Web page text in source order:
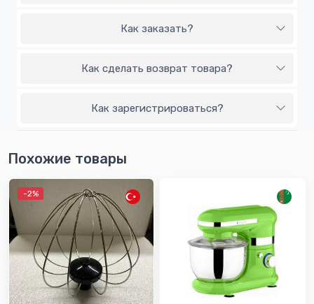
Как заказать?
Как сделать возврат товара?
Как зарегистрироваться?
Похожие товары
-2%